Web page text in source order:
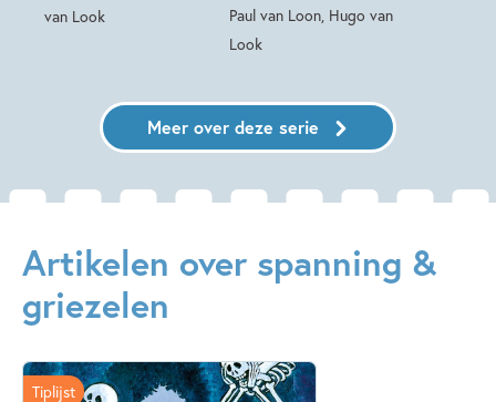
van Look
Paul van Loon, Hugo van
Look
Meer over deze serie
Artikelen over spanning &
griezelen
Tiplijst